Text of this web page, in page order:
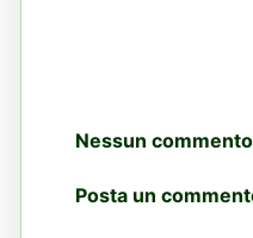
Nessun
Posta un